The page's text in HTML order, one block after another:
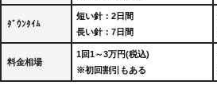
ﾀﾞｳﾝﾀｲﾑ
短い針：2日間
長い針：7日間
料金相場
1回1～3万円(税込)
※初回割引もある